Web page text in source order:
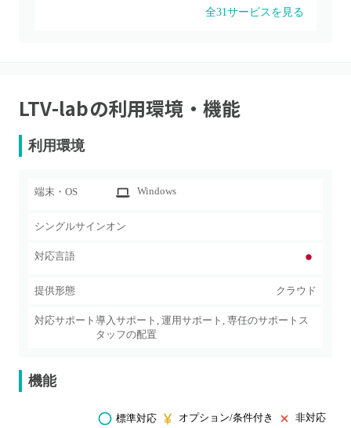
全31サービスを見る
LTV-labの利用環境・機能
利用環境
端末・OS Windows
シングルサインオン
対応言語
提供形態 クラウド
対応サポート 導入サポート, 運用サポート, 専任のサポートス
タッフの配置
機能
標準対応 オプション/条件付き 非対応